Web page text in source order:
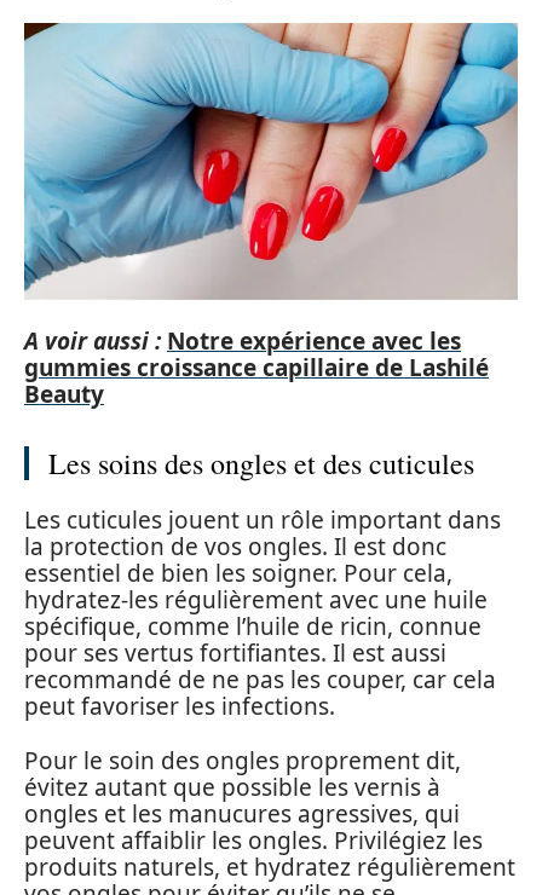
A voir aussi : Notre expérience avec les
gummies croissance capillaire de Lashilé
Beauty
Les soins des ongles et des cuticules
Les cuticules jouent un rôle important dans
la protection de vos ongles. Il est donc
essentiel de bien les soigner. Pour cela,
hydratez-les régulièrement avec une huile
spécifique, comme l’huile de ricin, connue
pour ses vertus fortifiantes. Il est aussi
recommandé de ne pas les couper, car cela
peut favoriser les infections.
Pour le soin des ongles proprement dit,
évitez autant que possible les vernis à
ongles et les manucures agressives, qui
peuvent affaiblir les ongles. Privilégiez les
produits naturels, et hydratez régulièrement